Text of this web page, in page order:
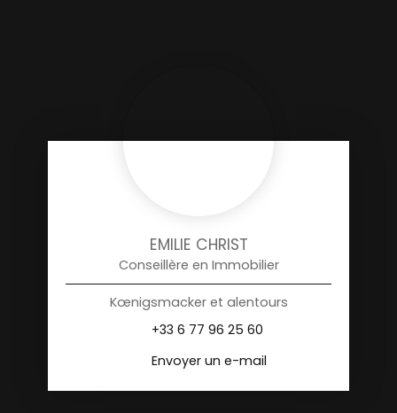
EMILIE CHRIST
Conseillère en Immobilier
Kœnigsmacker et alentours
+33 6 77 96 25 60
Envoyer un e-mail